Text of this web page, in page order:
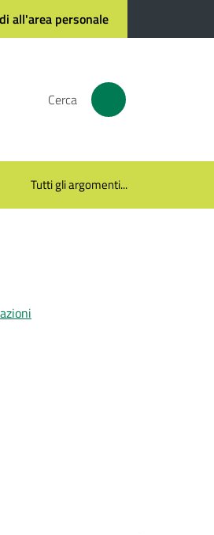
all'area personale
Cerca
Tutti gli argomenti...